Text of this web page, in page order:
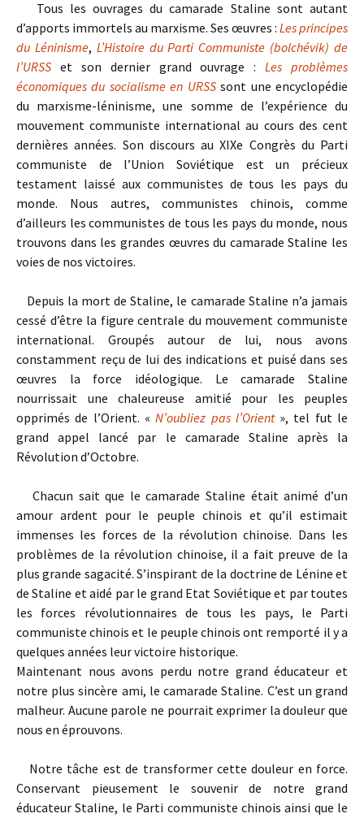
Tous les ouvrages du camarade Staline sont autant
d’apports immortels au marxisme. Ses œuvres : Les principes
du Léninisme, L’Histoire du Parti Communiste (bolchévik) de
l’URSS et son dernier grand ouvrage :Les problèmes
économiques du socialisme en URSS sont une encyclopédie
du marxisme-léninisme, une somme de l’expérience du
mouvement communiste international au cours des cent
dernières années. Son discours au XIXe Congrès du Parti
communiste de l’Union Soviétique est un précieux
testament laissé aux communistes de tous les pays du
monde. Nous autres, communistes chinois, comme
d’ailleurs les communistes de tous les pays du monde, nous
trouvons dans les grandes œuvres du camarade Staline les
voies de nos victoires.
Depuis la mort de Staline, le camarade Staline n’a jamais
cessé d’être la figure centrale du mouvement communiste
international. Groupés autour de lui, nous avons
constamment reçu de lui des indications et puisé dans ses
œuvres la force idéologique. Le camarade Staline
nourrissait une chaleureuse amitié pour les peuples
opprimés de l’Orient. «N’oubliez pas l’Orient», tel fut le
grand appel lancé par le camarade Staline après la
Révolution d’Octobre.
Chacun sait que le camarade Staline était animé d’un
amour ardent pour le peuple chinois et qu’il estimait
immenses les forces de la révolution chinoise. Dans les
problèmes de la révolution chinoise, il a fait preuve de la
plus grande sagacité. S’inspirant de la doctrine de Lénine et
de Staline et aidé par le grand Etat Soviétique et par toutes
les forces révolutionnaires de tous les pays, le Parti
communiste chinois et le peuple chinois ont remporté il y a
quelques années leur victoire historique.
Maintenant nous avons perdu notre grand éducateur et
notre plus sincère ami, le camarade Staline. C’est un grand
malheur. Aucune parole ne pourrait exprimer la douleur que
nous en éprouvons.
Notre tâche est de transformer cette douleur en force.
Conservant pieusement le souvenir de notre grand
éducateur Staline, le Parti communiste chinois ainsi que le